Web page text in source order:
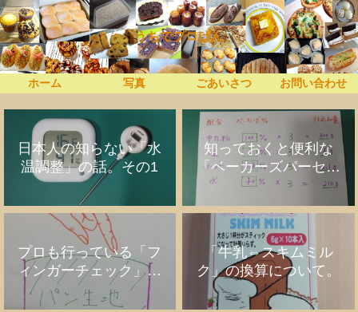
うちでプロぱん
ホーム 写真 ごあいさつ お問い合わせ
日本人の知らない「水
温調整」の話。その1
知っておくと便利な
「ベーカーズパーセン
ト」の話
プロも行っている「フ
ィンガーチェック」の
話。
「牛乳⇔スキムミル
ク」の換算について。